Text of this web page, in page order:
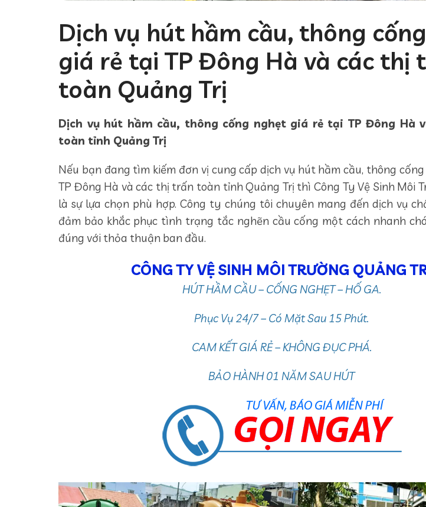
Dịch vụ hút hầm cầu, thông
giá rẻ tại TP Đông Hà và các thị
toàn Quảng Trị
Dịch vụ hút hầm cầu, thông cống nghẹt giá rẻ tại TP Đông Hà
toàn tỉnh Quảng Trị
Nếu bạn đang tìm kiếm đơn vị cung cấp dịch vụ hút hầm cầu, thông
TP Đông Hà và các thị trấn toàn tỉnh Quảng Trị thì Công Ty Vệ Sinh Môi
là sự lựa chọn phù hợp. Công ty chúng tôi chuyên mang đến dịch vụ
đảm bảo khắc phục tình trạng tắc nghẽn cầu cống một cách nhanh
đúng với thỏa thuận ban đầu.
CÔNG TY VỆ SINH MÔI TRƯỜNG QUẢNG
HÚT HẦM CẦU – CỐNG NGHẸT – HỐ GA.
Phục Vụ 24/7 – Có Mặt Sau 15 Phút.
CAM KẾT GIÁ RẺ – KHÔNG ĐỤC PHÁ.
BẢO HÀNH 01 NĂM SAU HÚT